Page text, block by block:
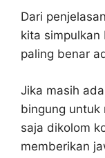
Dari
kita simpulkan
paling benar
Jika masih
bingung untuk
saja dikolom
memberikan